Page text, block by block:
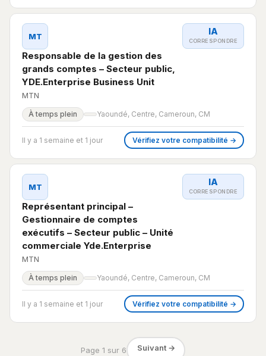
MT
Responsable de la gestion des
grands comptes – Secteur public,
YDE.Enterprise Business Unit
MTN
IA
CORRESPONDRE
À temps plein Yaoundé, Centre, Cameroun, CM
Il y a 1 semaine et 1 jour Vérifiez votre compatibilité →
MT
Représentant principal –
Gestionnaire de comptes
exécutifs – Secteur public – Unité
commerciale Yde.Enterprise
MTN
IA
CORRESPONDRE
À temps plein Yaoundé, Centre, Cameroun, CM
Il y a 1 semaine et 1 jour Vérifiez votre compatibilité →
Page 1 sur 6 Suivant →